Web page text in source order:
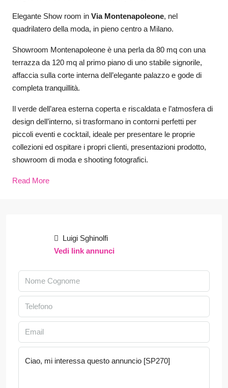
Elegante Show room in Via Montenapoleone, nel
quadrilatero della moda, in pieno centro a Milano.
Showroom Montenapoleone è una perla da 80 mq con una
terrazza da 120 mq al primo piano di uno stabile signorile,
affaccia sulla corte interna dell’elegante palazzo e gode di
completa tranquillità.
Il verde dell’area esterna coperta e riscaldata e l’atmosfera di
design dell’interno, si trasformano in contorni perfetti per
piccoli eventi e cocktail, ideale per presentare le proprie
collezioni ed ospitare i propri clienti, presentazioni prodotto,
showroom di moda e shooting fotografici.
Read More
Luigi Sghinolfi
Vedi link annunci